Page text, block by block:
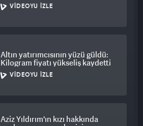
VIDEOYU İZLE
Altın yatırımcısının yüzü güldü:
Kilogram fiyatı yükseliş kaydetti
VIDEOYU İZLE
Aziz Yıldırım'ın kızı hakkında